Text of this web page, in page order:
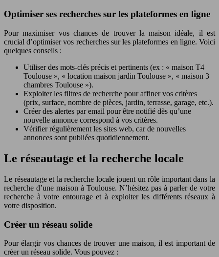
Optimiser ses recherches sur les plateformes en ligne
Pour maximiser vos chances de trouver la maison idéale, il est
crucial d’optimiser vos recherches sur les plateformes en ligne. Voici
quelques conseils :
Utiliser des mots-clés précis et pertinents (ex : « maison T4
Toulouse », « location maison jardin Toulouse », « maison 3
chambres Toulouse »).
Exploiter les filtres de recherche pour affiner vos critères
(prix, surface, nombre de pièces, jardin, terrasse, garage, etc.).
Créer des alertes par email pour être notifié dès qu’une
nouvelle annonce correspond à vos critères.
Vérifier régulièrement les sites web, car de nouvelles
annonces sont publiées quotidiennement.
Le réseautage et la recherche locale
Le réseautage et la recherche locale jouent un rôle important dans la
recherche d’une maison à Toulouse. N’hésitez pas à parler de votre
recherche à votre entourage et à exploiter les différents réseaux à
votre disposition.
Créer un réseau solide
Pour élargir vos chances de trouver une maison, il est important de
créer un réseau solide. Vous pouvez :